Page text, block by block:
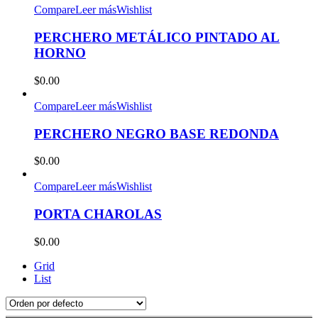
CompareLeer másWishlist
PERCHERO METÁLICO PINTADO AL
HORNO
$0.00
CompareLeer másWishlist
PERCHERO NEGRO BASE REDONDA
$0.00
CompareLeer másWishlist
PORTA CHAROLAS
$0.00
Grid
List